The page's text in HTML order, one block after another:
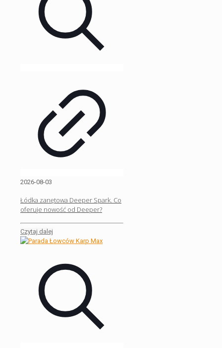
2026-08-03
Łódka zanętowa Deeper Spark. Co
oferuje nowość od Deeper?
Czytaj dalej